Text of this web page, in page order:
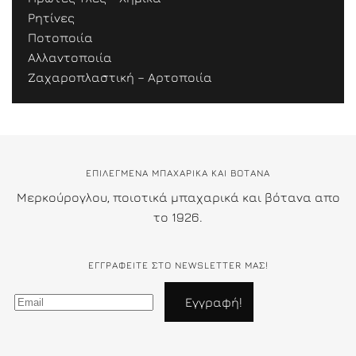
Ρητίνες
Ποτοποιία
Αλλαντοποιία
Ζαχαροπλαστική – Αρτοποιία
ΕΠΙΛΕΓΜΕΝΑ ΜΠΑΧΑΡΙΚΑ ΚΑΙ ΒΟΤΑΝΑ
Μερκούρογλου, ποιοτικά μπαχαρικά και βότανα απο
το 1926.
ΕΓΓΡΑΦΕΊΤΕ ΣΤΟ NEWSLETTER ΜΑΣ!